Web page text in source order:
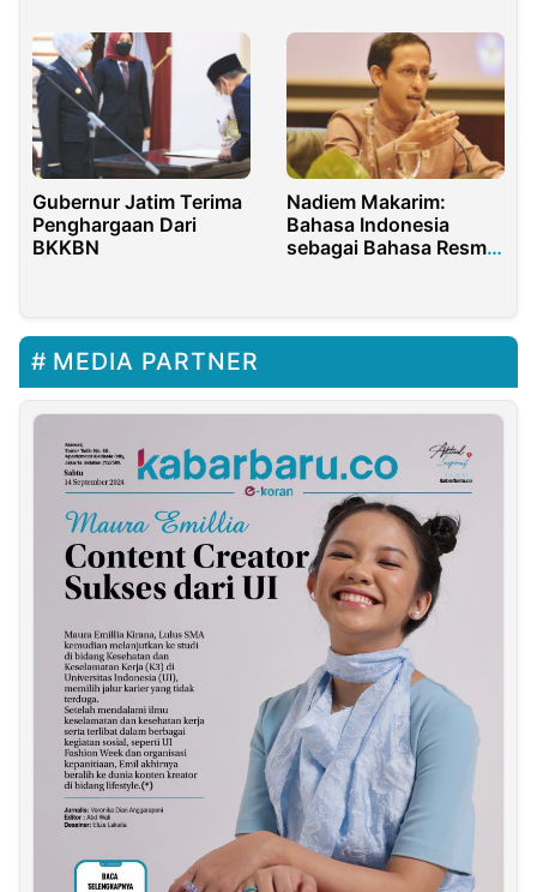
Gubernur Jatim Terima
Penghargaan Dari
BKKBN
Nadiem Makarim:
Bahasa Indonesia
sebagai Bahasa Resmi
MEDIA PARTNER